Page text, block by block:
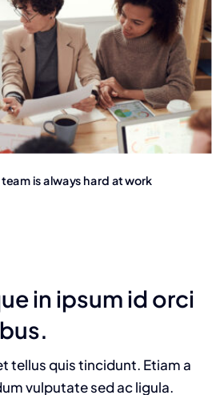
is always hard at work
in ipsum id orci
tellus quis tincidunt. Etiam a
vulputate sed ac ligula.